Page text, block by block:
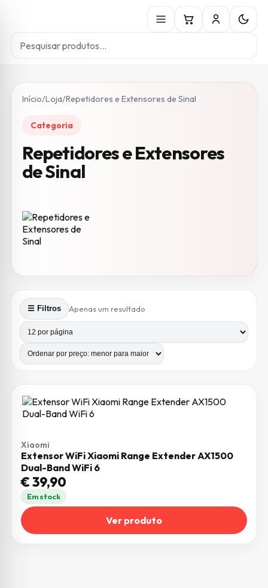
Início/Loja/Repetidores e Extensores de Sinal
Categoria
Repetidores e Extensores
de Sinal
☰ Filtros Apenas um resultado
Produtos por página
Número de colunas
Xiaomi
Extensor WiFi Xiaomi Range Extender AX1500
Dual-Band WiFi 6
€39,90
Em stock
Ver produto